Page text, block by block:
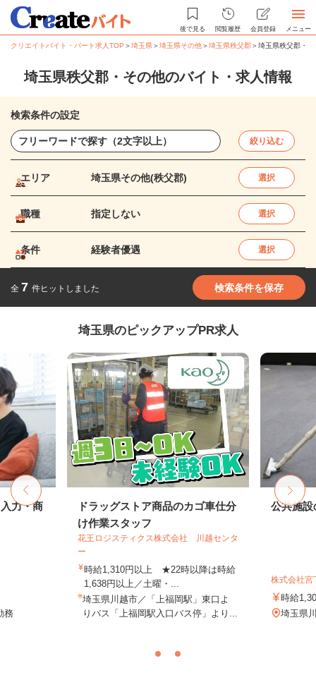
後で見る 閲覧履歴 会員登録 メニュー
クリエイトバイト・パート求人TOP ＞埼玉県＞埼玉県その他＞埼玉県秩父郡＞埼玉県秩父郡・
埼玉県秩父郡・その他のバイト・求人情報
検索条件の設定
絞り込む
エリア 埼玉県その他(秩父郡) 選択
職種 指定しない 選択
条件 経験者優遇 選択
全 7 件ヒットしました 検索条件を保存
埼玉県のピックアップPR求人
力・商
務
ドラッグストア商品のカゴ車仕分
け作業スタッフ
花王ロジスティクス株式会社 川越センタ
ー
時給1,310円以上 ★22時以降は時給
1,638円以上／土曜・...
埼玉県川越市／「上福岡駅」東口よ
りバス「上福岡駅入口バス停」より...
公共施設
株式会社
時給
埼玉県